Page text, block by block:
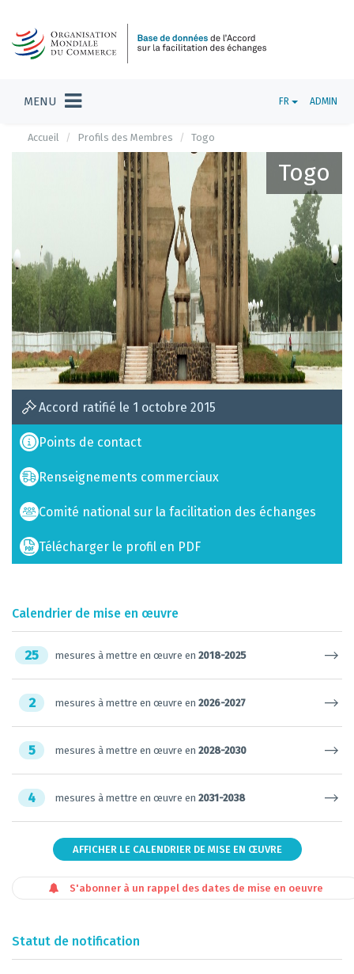
MENU FR ADMIN
Accueil Profils des Membres Togo
Togo
Accord ratifié le 1 octobre 2015
Points de contact
Renseignements commerciaux
Comité national sur la facilitation des échanges
Télécharger le profil en PDF
Calendrier de mise en œuvre
25 mesures à mettre en œuvre en 2018-2025
2 mesures à mettre en œuvre en 2026-2027
5 mesures à mettre en œuvre en 2028-2030
4 mesures à mettre en œuvre en 2031-2038
AFFICHER LE CALENDRIER DE MISE EN ŒUVRE
S'abonner à un rappel des dates de mise en oeuvre
Statut de notification